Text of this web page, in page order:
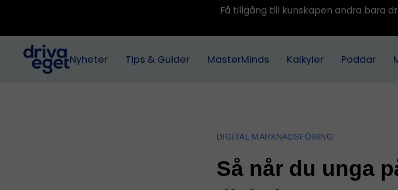
Få tillgång till kunskapen andra bara
Nyheter Tips & Guider MasterMinds Kalkyler Poddar
DIGITAL MARKNADSFÖRING
Så når du unga